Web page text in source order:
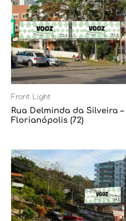
Front Light
Rua Delminda da Silveira
Florianópolis (72)